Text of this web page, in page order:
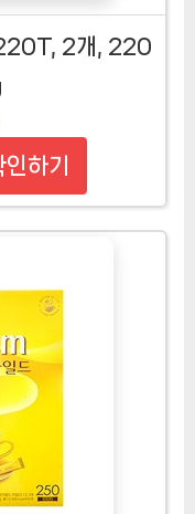
2개, 220
하기